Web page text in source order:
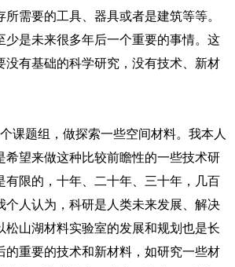
需要的工具、器具或者是建筑等等。
少是未来很多年后一个重要的事情。这
有基础的科学研究，没有技术、新材
题组，做探索一些空间材料。我本人
望来做这种比较前瞻性的一些技术研
限的，十年、二十年、三十年，几百
人认为，科研是人类未来发展、解决
山湖材料实验室的发展和规划也是长
重要的技术和新材料，如研究一些材